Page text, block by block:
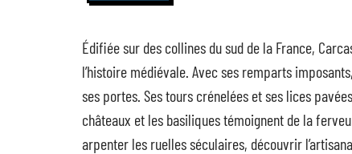
Édifiée sur des collines du sud de la France,
l’histoire médiévale. Avec ses remparts
ses portes. Ses tours crénelées et ses lices
châteaux et les basiliques témoignent de la
arpenter les ruelles séculaires, découvrir